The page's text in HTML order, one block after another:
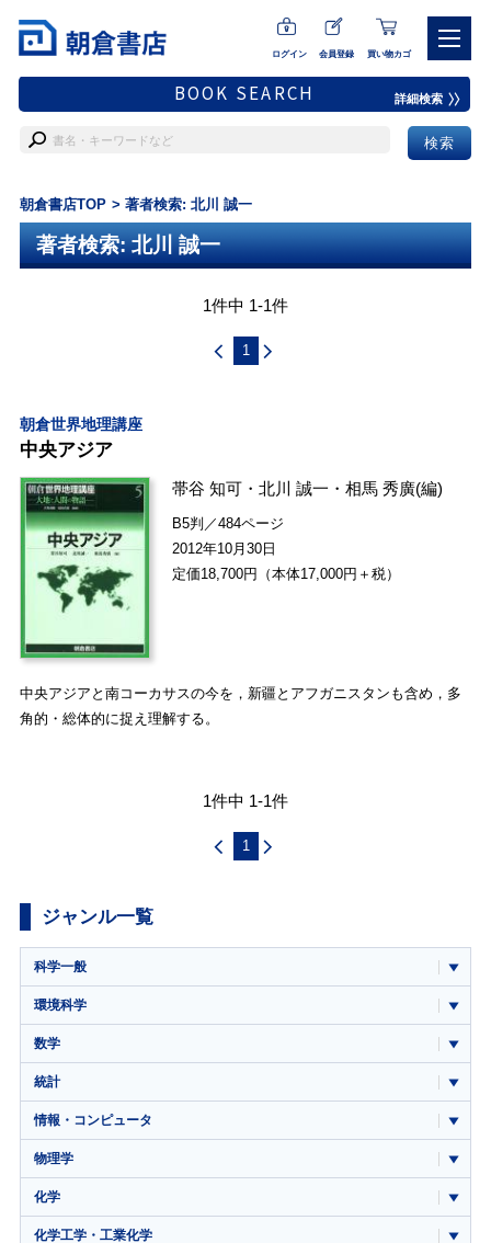
ログイン 会員登録 買い物カゴ
BOOK SEARCH 詳細検索
朝倉書店TOP 著者検索: 北川 誠一
著者検索: 北川 誠一
1件中 1-1件
1
朝倉世界地理講座
中央アジア
帯谷 知可 ・北川 誠一 ・相馬 秀廣(編)
B5判／484ページ
2012年10月30日
定価18,700円（本体17,000円＋税）
中央アジアと南コーカサスの今を，新疆とアフガニスタンも含め，多
角的・総体的に捉え理解する。
1件中 1-1件
1
ジャンル一覧
科学一般
環境科学
数学
統計
情報・コンピュータ
物理学
化学
化学工学・工業化学